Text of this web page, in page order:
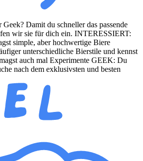
Damit du schneller das passende
wir sie für dich ein. INTERESSIERT:
simple, aber hochwertige Biere
unterschiedliche Bierstile und kennst
auch mal Experimente GEEK: Du
nach dem exklusivsten und besten